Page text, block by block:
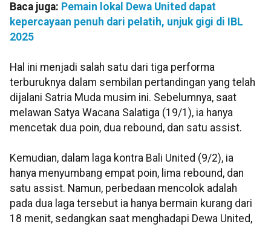
Baca juga: Pemain lokal Dewa United dapat
kepercayaan penuh dari pelatih, unjuk gigi di IBL
2025
Hal ini menjadi salah satu dari tiga performa
terburuknya dalam sembilan pertandingan yang telah
dijalani Satria Muda musim ini. Sebelumnya, saat
melawan Satya Wacana Salatiga (19/1), ia hanya
mencetak dua poin, dua rebound, dan satu assist.
Kemudian, dalam laga kontra Bali United (9/2), ia
hanya menyumbang empat poin, lima rebound, dan
satu assist. Namun, perbedaan mencolok adalah
pada dua laga tersebut ia hanya bermain kurang dari
18 menit, sedangkan saat menghadapi Dewa United,